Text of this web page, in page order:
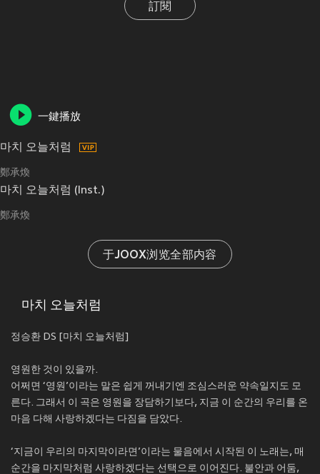
訂閱
一鍵播放
마치 오늘처럼
鄭承煥
마치 오늘처럼 (Inst.)
鄭承煥
于JOOX浏览全部内容
마치 오늘처럼
정승환 DS [마치 오늘처럼]
영원한 것이 있을까.
어쩌면 ‘영원’이라는 말은 쉽게 꺼내기엔 조심스러운 약속일지도 모
른다. 그래서 이 곡은 영원을 장담하기보다, 지금 이 순간의 우리를 온
마음 다해 사랑하겠다는 다짐을 담았다.
‘지금이 우리의 마지막이라면’이라는 물음에서 시작된 이 노래는, 매
순간을 마지막처럼 사랑하겠다는 선택으로 이어진다. 불안과 어둠,